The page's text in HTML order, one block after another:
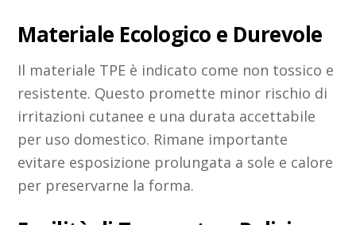
Materiale Ecologico e Durevole
Il materiale TPE è indicato come non tossico e
resistente. Questo promette minor rischio di
irritazioni cutanee e una durata accettabile
per uso domestico. Rimane importante
evitare esposizione prolungata a sole e calore
per preservarne la forma.